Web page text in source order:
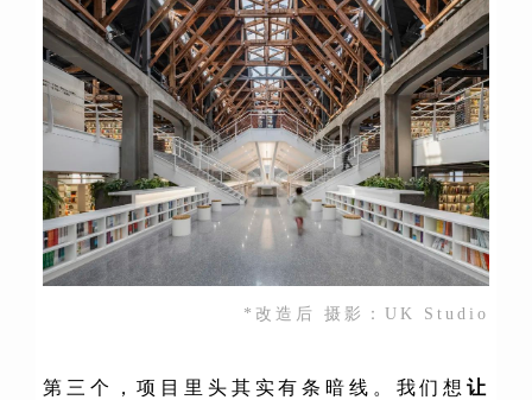
*改造后 摄影：UK Studio
第三个，项目里头其实有条暗线。我们想 让